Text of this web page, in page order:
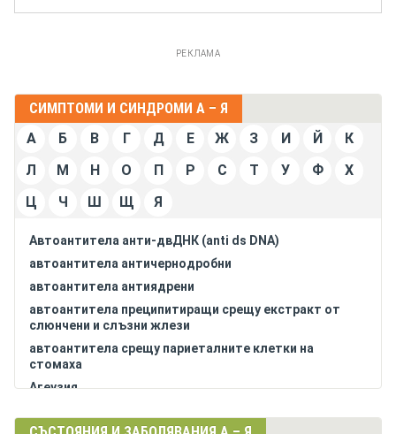
РЕКЛАМА
СИМПТОМИ И СИНДРОМИ А – Я
А
Б В Г Д Е Ж З И Й
К
Л
М Н О П Р С Т У Ф
Х
Ц
Ч Ш Щ Я
Автоантитела анти-двДНК (anti ds DNA)
автоантитела античернодробни
автоантитела антиядрени
автоантитела преципитиращи срещу екстракт от
слюнчени и слъзни жлези
автоантитела срещу париеталните клетки на
стомаха
Агеузия